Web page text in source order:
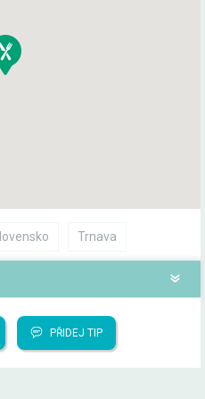
Trnava
PŘIDEJ TIP